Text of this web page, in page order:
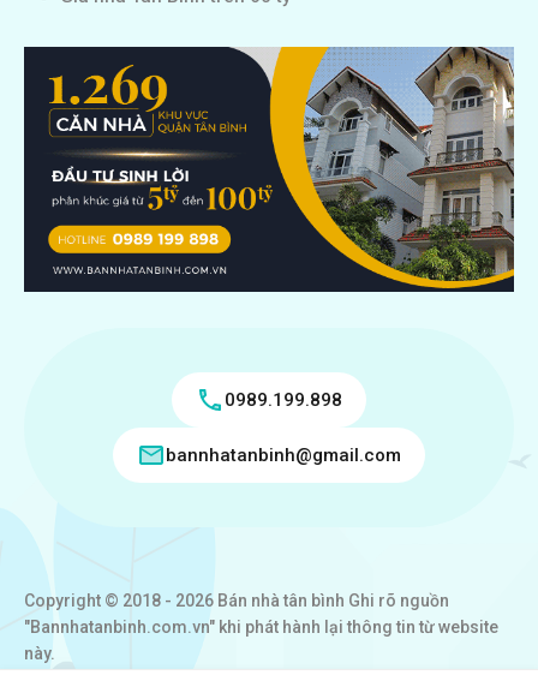
0989.199.898
bannhatanbinh@gmail.com
Copyright © 2018 - 2026 Bán nhà tân bình Ghi rõ nguồn
"Bannhatanbinh.com.vn" khi phát hành lại thông tin từ website
này.